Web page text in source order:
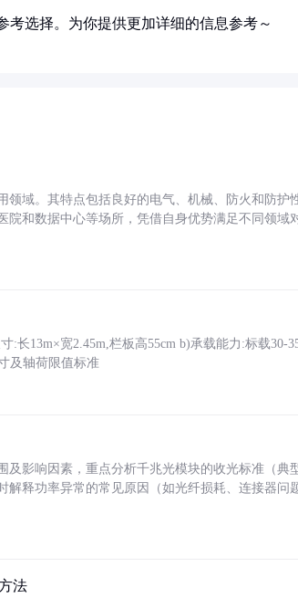
考选择。为你提供更加详细的信息参考～
领域。其特点包括良好的电气、机械、防火和防护
院和数据中心等场所，凭借自身优势满足不同领域
:长13m×宽2.45m,栏板高55cm b)承载能力:标载30-
及轴荷限值标准
影响因素，重点分析千兆光模块的收光标准（典
解释功率异常的常见原因（如光纤损耗、连接器问
法